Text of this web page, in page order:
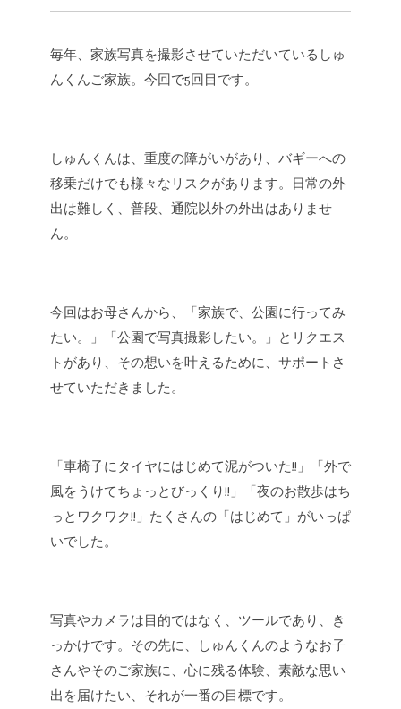
毎年、家族写真を撮影させていただいているしゅ
んくんご家族。 今回で5回目です。
しゅんくんは、重度の障がいがあり、 バギーへの
移乗だけでも様々なリスクがあります。
日常の外
出は難しく、普段、通院以外の外出はありませ
ん。
今回はお母さんから、
「家族で、公園に行ってみ
たい。」
「公園で写真撮影したい。」
とリクエス
トがあり、その想いを叶えるために、 サポートさ
せていただきました。
「車椅子にタイヤにはじめて泥がついた!!」
「外で
風をうけてちょっとびっくり!!」
「夜のお散歩はち
っとワクワク!!」 たくさんの「はじめて」がいっぱ
いでした。
写真やカメラは目的ではなく、 ツールであり、き
っかけです。 その先に、しゅんくんのようなお子
さんやそのご家族に、 心に残る体験、素敵な思い
出を届けたい、それが一番の目標です。